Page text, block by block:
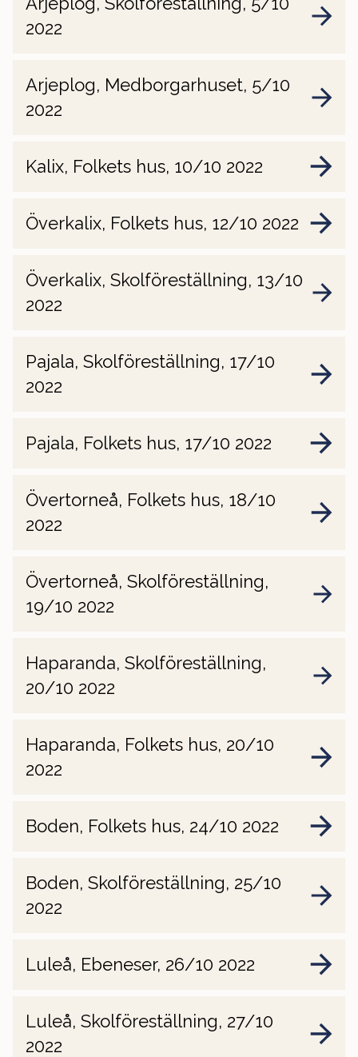
2022
Arjeplog, Medborgarhuset, 5/10
2022
Kalix, Folkets hus, 10/10 2022
Överkalix, Folkets hus, 12/10 2022
Överkalix, Skolföreställning, 13/10
2022
Pajala, Skolföreställning, 17/10
2022
Pajala, Folkets hus, 17/10 2022
Övertorneå, Folkets hus, 18/10
2022
Övertorneå, Skolföreställning,
19/10 2022
Haparanda, Skolföreställning,
20/10 2022
Haparanda, Folkets hus, 20/10
2022
Boden, Folkets hus, 24/10 2022
Boden, Skolföreställning, 25/10
2022
Luleå, Ebeneser, 26/10 2022
Luleå, Skolföreställning, 27/10
2022